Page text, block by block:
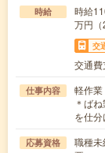
時給
時給
万円（
交
交通費
仕事内容
軽作業
＊ば
を仕
応募資格
職種未